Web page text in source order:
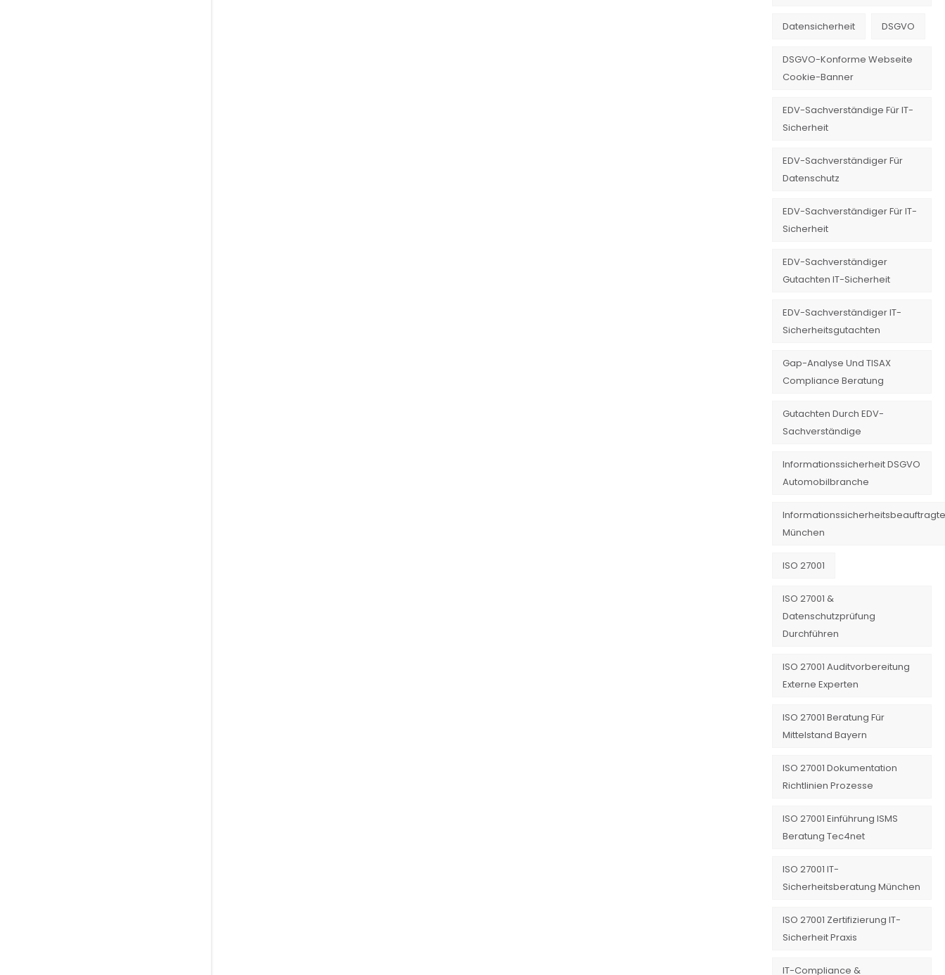
Datensicherheit DSGVO
DSGVO-Konforme Webseite
Cookie-Banner
EDV-Sachverständige Für IT-
Sicherheit
EDV-Sachverständiger Für
Datenschutz
EDV-Sachverständiger Für IT-
Sicherheit
EDV-Sachverständiger
Gutachten IT-Sicherheit
EDV-Sachverständiger IT-
Sicherheitsgutachten
Gap-Analyse Und TISAX
Compliance Beratung
Gutachten Durch EDV-
Sachverständige
Informationssicherheit DSGVO
Automobilbranche
München
ISO 27001
ISO 27001 &
Datenschutzprüfung
Durchführen
ISO 27001 Auditvorbereitung
Externe Experten
ISO 27001 Beratung Für
Mittelstand Bayern
ISO 27001 Dokumentation
Richtlinien Prozesse
ISO 27001 Einführung ISMS
Beratung Tec4net
ISO 27001 IT-
Sicherheitsberatung München
ISO 27001 Zertifizierung IT-
Sicherheit Praxis
IT-Compliance &